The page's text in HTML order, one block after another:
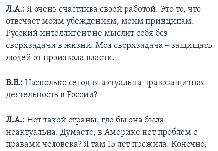
Л.А.: Я очень счастлива своей работой. Это то, что
отвечает моим убеждениям, моим принципам.
Русский интеллигент не мыслит себя без
сверхзадачи в жизни. Моя сверхзадача – защищать
людей от произвола власти.
В.В.: Насколько сегодня актуальна правозащитная
деятельность в России?
Л.А.: Нет такой страны, где бы она была
неактуальна. Думаете, в Америке нет проблем с
правами человека? Я там 15 лет прожила. Конечно,